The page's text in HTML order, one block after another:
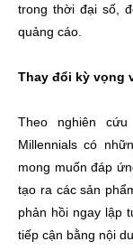
trong thời đại số,
quảng cáo.
Thay đổi kỳ vọng
Theo nghiên
Millennials có
mong muốn đáp
tạo ra các sản
phản hồi ngay lập
tiếp cận bằng nội